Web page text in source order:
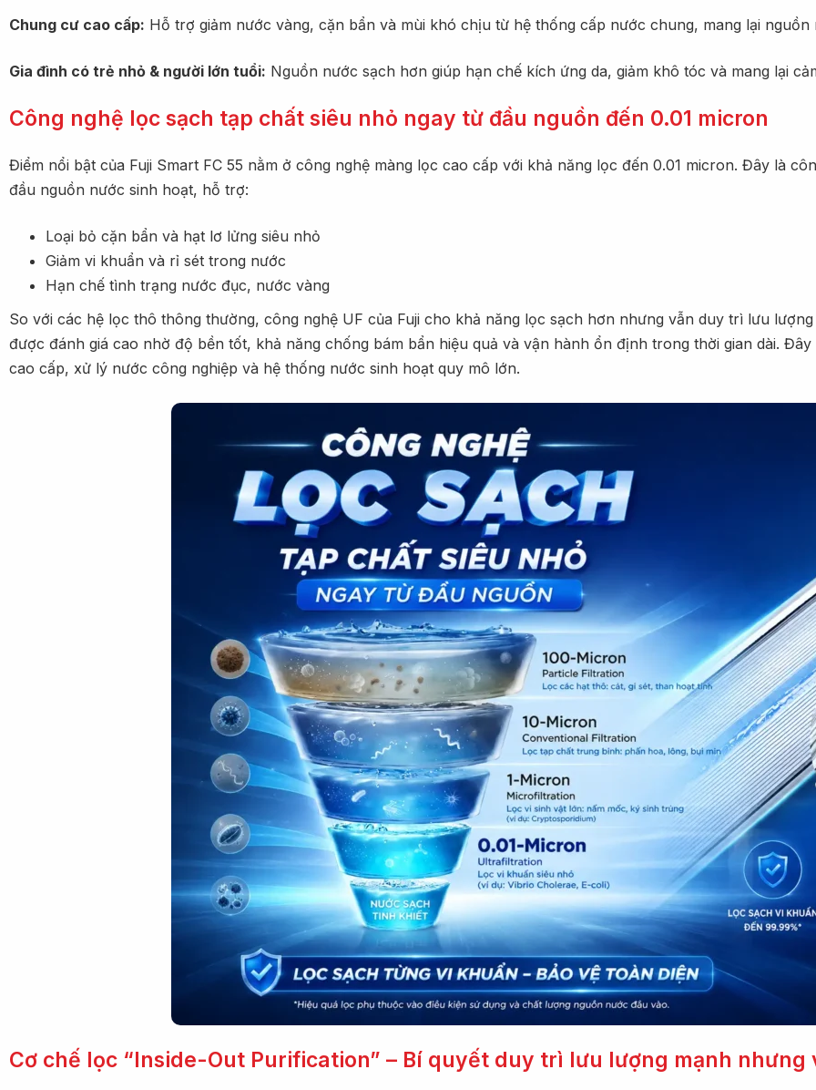
Chung cư cao cấp: Hỗ trợ giảm nước vàng, cặn bẩn và mùi khó chịu từ hệ thống cấp nước chung, mang lại
Gia đình có trẻ nhỏ & người lớn tuổi: Nguồn nước sạch hơn giúp hạn chế kích ứng da, giảm khô tóc và mang lại
Công nghệ lọc sạch tạp chất siêu nhỏ ngay từ đầu nguồn đến 0.01 micron
Điểm nổi bật của Fuji Smart FC 55 nằm ở công nghệ màng lọc cao cấp với khả năng lọc đến 0.01 micron. Đây là
đầu nguồn nước sinh hoạt, hỗ trợ:
Loại bỏ cặn bẩn và hạt lơ lửng siêu nhỏ
Giảm vi khuẩn và rỉ sét trong nước
Hạn chế tình trạng nước đục, nước vàng
So với các hệ lọc thô thông thường, công nghệ UF của Fuji cho khả năng lọc sạch hơn nhưng vẫn duy trì lưu
được đánh giá cao nhờ độ bền tốt, khả năng chống bám bẩn hiệu quả và vận hành ổn định trong thời gian dài.
cao cấp, xử lý nước công nghiệp và hệ thống nước sinh hoạt quy mô lớn.
Cơ chế lọc “Inside-Out Purification” – Bí quyết duy trì lưu lượng mạnh nhưng